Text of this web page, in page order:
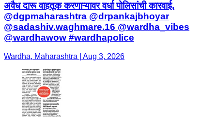
अवैध दारू वाहतूक करणाऱ्यावर वर्धा पोलिसांची कारवाई.
@dgpmaharashtra @drpankajbhoyar
@sadashiv.waghmare.16 @wardha_vibes
@wardhawow #wardhapolice
Wardha, Maharashtra | Aug 3, 2026